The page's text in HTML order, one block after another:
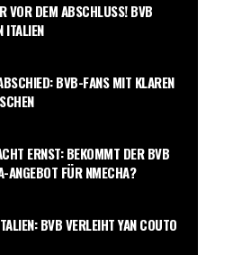
VOR DEM ABSCHLUSS! BVB
ITALIEN
BVB-FANS MIT KLAREN
ERNST: BEKOMMT DER BVB
ANGEBOT FÜR NMECHA?
BVB VERLEIHT YAN COUTO